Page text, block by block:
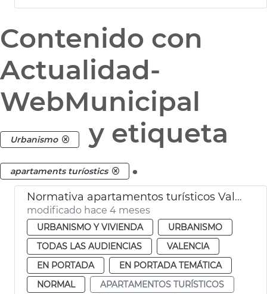
Contenido con
Actualidad-
WebMunicipal
Urbanismo y etiqueta
apartaments turíostics .
Normativa apartamentos turísticos València
modificado hace 4 meses
URBANISMO Y VIVIENDA
URBANISMO
TODAS LAS AUDIENCIAS
VALENCIA
EN PORTADA
EN PORTADA TEMÁTICA
NORMAL
APARTAMENTOS TURÍSTICOS